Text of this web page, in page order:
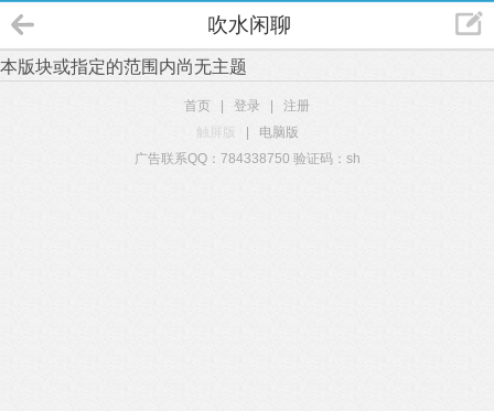
吹水闲聊
本版块或指定的范围内尚无主题
首页 登录
注册
触屏版
电脑版
广告联系QQ：784338750 验证码：sh